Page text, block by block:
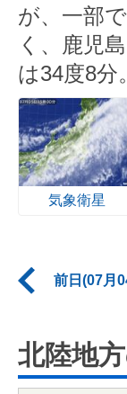
が、一部
く、鹿児
は34度8分。
気象衛星
前日(07月
北陸地